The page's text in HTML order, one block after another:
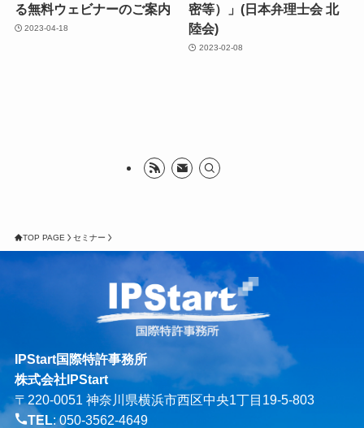
る無料ウェビナーのご案内
2023-04-18
密等）」(日本弁理士会 北
陸会)
2023-02-08
TOP PAGE セミナー
IPStart国際特許事務所
株式会社IPStart
〒220-0051 神奈川県横浜市西区中央1丁目19-5-803
TEL:050-3562-4649